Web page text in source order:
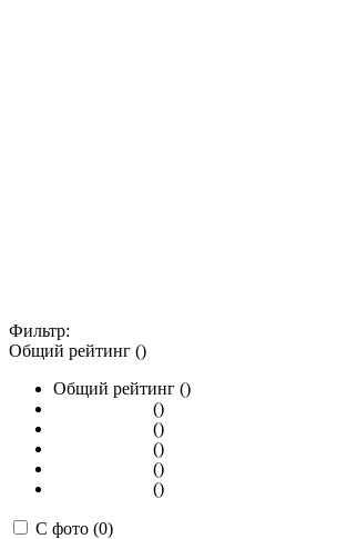
Фильтр:
Общий рейтинг ()
Общий рейтинг ()
()
()
()
()
()
С фото (0)